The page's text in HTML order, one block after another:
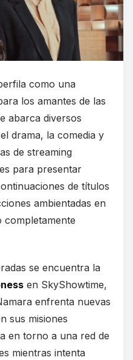
como una
los amantes de las
abarca diversos
drama, la comedia y
de streaming
para presentar
de títulos
ambientadas en
completamente
se encuentra la
en SkyShowtime,
enfrenta nuevas
sus misiones
en torno a una red de
mientras intenta